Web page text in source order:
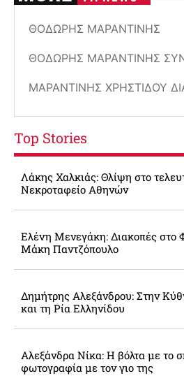
ΘΟΔΩΡΉΣ ΜΑΡΑΝΤΊΝΗΣ
ΘΟΔΩΡΉΣ ΜΑΡΑΝΤΊΝΗΣ
ΜΑΡΑΝΤΊΝΗΣ ΧΡΗΣΤΊΔΟΥ
Top Stories
Λάκης Χαλκιάς: Θλίψη στο
Νεκροταφείο Αθηνών
Ελένη Μενεγάκη: Διακοπές στο
Μάκη Παντζόπουλο
Δημήτρης Αλεξάνδρου: Στην
και τη Ρία Ελληνίδου
Αλεξάνδρα Νίκα: Η βόλτα με το
φωτογραφία με τον γιο της